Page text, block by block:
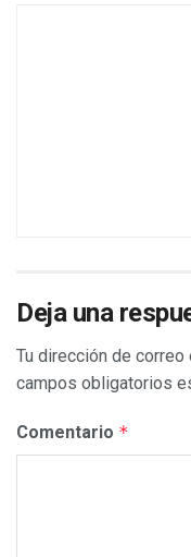
Deja una
Tu dirección de
campos obligatorios
Comentario *